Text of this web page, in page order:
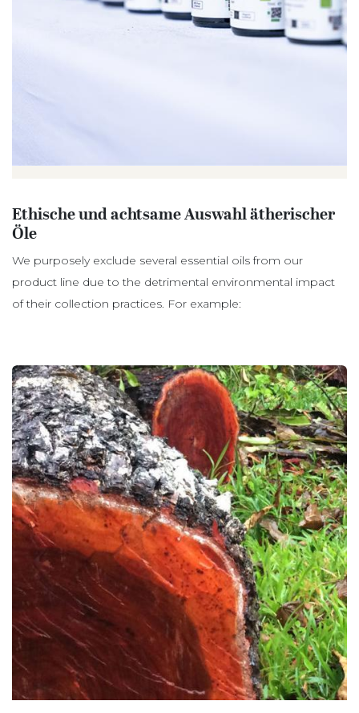
Ethische und achtsame Auswahl ätherischer
Öle
We purposely exclude several essential oils from our
product line due to the detrimental environmental impact
of their collection practices. For example: